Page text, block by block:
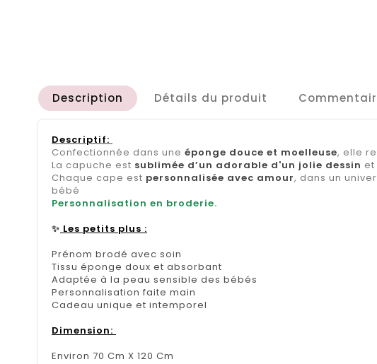
Description Détails du produit
Descriptif:
Confectionnée dans une éponge douce et moelleuse, elle
La capuche est sublimée d’un adorable d'un jolie dessin
Chaque cape est personnalisée avec amour, dans un
bébé
Personnalisation en broderie.
✨ Les petits plus :
Prénom brodé avec soin
Tissu éponge doux et absorbant
Adaptée à la peau sensible des bébés
Personnalisation faite main
Cadeau unique et intemporel
Dimension:
Environ 70 Cm X 120 Cm